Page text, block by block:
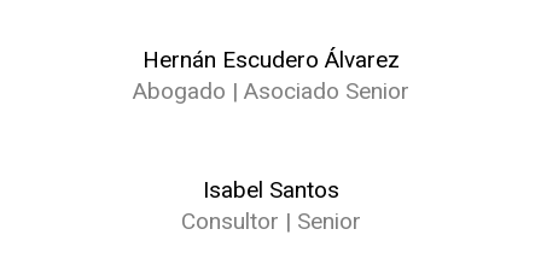
Hernán Escudero Álvarez
Abogado | Asociado Senior
Isabel Santos
Consultor | Senior